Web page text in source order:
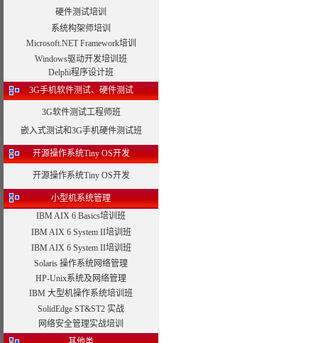
硬件测试培训
系统构架师培训
Microsoft.NET Framework培训
Windows驱动开发培训班
Delphi程序设计班
3G手机软件测试、硬件测试
3G软件测试工程师班
嵌入式测试和3G手机硬件测试班
开源操作系统Tiny OS开发
开源操作系统Tiny OS开发
小型机系统管理
IBM AIX 6 Basics培训班
IBM AIX 6 System II培训班
IBM AIX 6 System II培训班
Solaris 操作系统网络管理
HP-Unix系统及网络管理
IBM 大型机操作系统培训班
SolidEdge ST&ST2 实战
网络安全管理实战培训